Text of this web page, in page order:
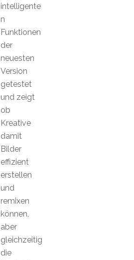
intelligente
n
Funktionen
der
neuesten
Version
getestet
und zeigt
ob
Kreative
damit
Bilder
effizient
erstellen
und
remixen
können,
aber
gleichzeitig
die